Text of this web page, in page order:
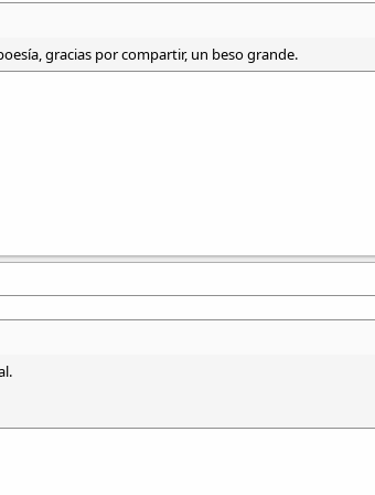
gracias por compartir, un beso grande.